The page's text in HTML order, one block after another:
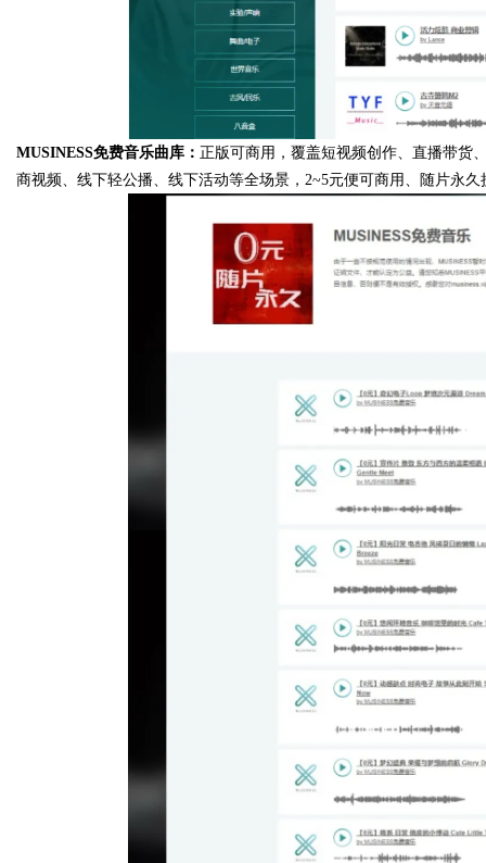
MUSINESS免费音乐曲库： 正版可商用，覆盖短视频创作、直播带货
商视频、线下轻公播、线下活动等全场景，2~5元便可商用、随片永久